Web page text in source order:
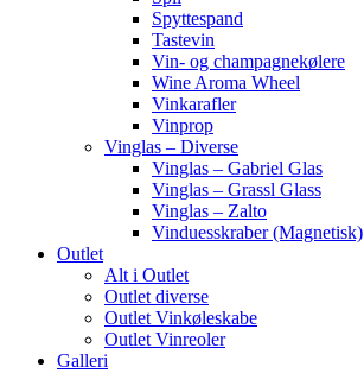
Spyttespand
Tastevin
Vin- og champagnekølere
Wine Aroma Wheel
Vinkarafler
Vinprop
Vinglas – Diverse
Vinglas – Gabriel Glas
Vinglas – Grassl Glass
Vinglas – Zalto
Vinduesskraber (Magnetisk)
Outlet
Alt i Outlet
Outlet diverse
Outlet Vinkøleskabe
Outlet Vinreoler
Galleri